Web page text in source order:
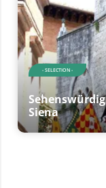
- SELECTION -
Siena